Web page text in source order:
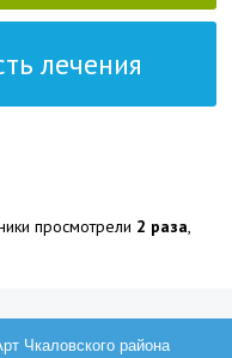
лечения
просмотрели 2 раза,